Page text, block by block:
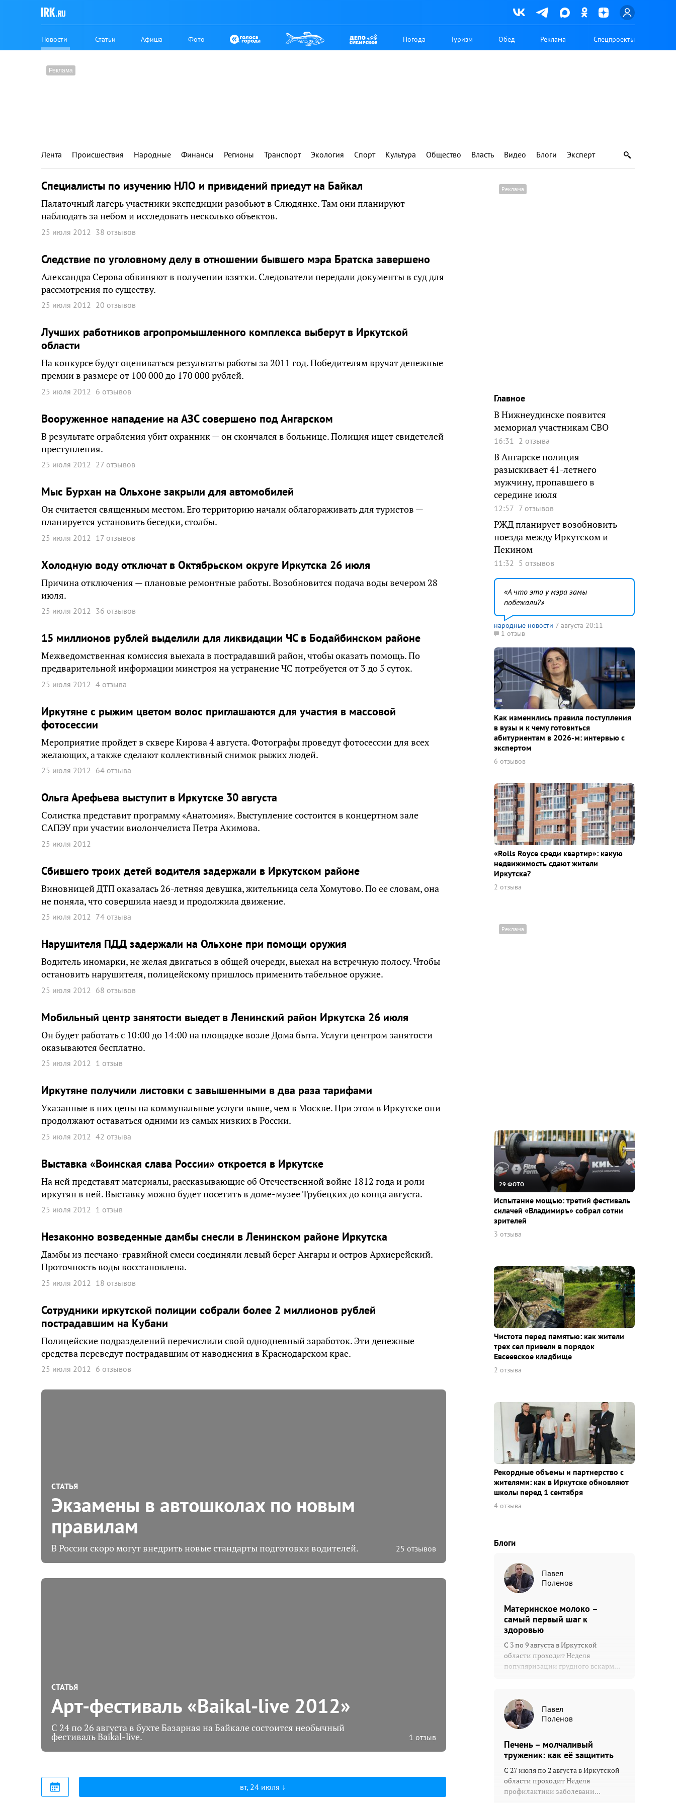
Новости Статьи Афиша Фото Погода Туризм Обед Реклама Спецпроекты
Лента Происшествия Народные Финансы Регионы Транспорт Экология Спорт Культура Общество Власть Видео Блоги Эксперт
Специалисты по изучению НЛО и привидений приедут на Байкал
Палаточный лагерь участники экспедиции разобьют в Слюдянке. Там они планируют
наблюдать за небом и исследовать несколько объектов.
25 июля 2012 38 отзывов
Следствие по уголовному делу в отношении бывшего мэра Братска завершено
Александра Серова обвиняют в получении взятки. Следователи передали документы в суд для
рассмотрения по существу.
25 июля 2012 20 отзывов
Лучших работников агропромышленного комплекса выберут в Иркутской
области
На конкурсе будут оцениваться результаты работы за 2011 год. Победителям вручат денежные
премии в размере от 100 000 до 170 000 рублей.
25 июля 2012 6 отзывов
Вооруженное нападение на АЗС совершено под Ангарском
В результате ограбления убит охранник — он скончался в больнице. Полиция ищет свидетелей
преступления.
25 июля 2012 27 отзывов
Мыс Бурхан на Ольхоне закрыли для автомобилей
Он считается священным местом. Его территорию начали облагораживать для туристов —
планируется установить беседки, столбы.
25 июля 2012 17 отзывов
Холодную воду отключат в Октябрьском округе Иркутска 26 июля
Причина отключения — плановые ремонтные работы. Возобновится подача воды вечером 28
июля.
25 июля 2012 36 отзывов
15 миллионов рублей выделили для ликвидации ЧС в Бодайбинском районе
Межведомственная комиссия выехала в пострадавший район, чтобы оказать помощь. По
предварительной информации минстроя на устранение ЧС потребуется от 3 до 5 суток.
25 июля 2012 4 отзыва
Иркутяне с рыжим цветом волос приглашаются для участия в массовой
фотосессии
Мероприятие пройдет в сквере Кирова 4 августа. Фотографы проведут фотосессии для всех
желающих, а также сделают коллективный снимок рыжих людей.
25 июля 2012 64 отзыва
Ольга Арефьева выступит в Иркутске 30 августа
Солистка представит программу «Анатомия». Выступление состоится в концертном зале
САПЭУ при участии виолончелиста Петра Акимова.
25 июля 2012
Сбившего троих детей водителя задержали в Иркутском районе
Виновницей ДТП оказалась 26-летняя девушка, жительница села Хомутово. По ее словам, она
не поняла, что совершила наезд и продолжила движение.
25 июля 2012 74 отзыва
Нарушителя ПДД задержали на Ольхоне при помощи оружия
Водитель иномарки, не желая двигаться в общей очереди, выехал на встречную полосу. Чтобы
остановить нарушителя, полицейскому пришлось применить табельное оружие.
25 июля 2012 68 отзывов
Мобильный центр занятости выедет в Ленинский район Иркутска 26 июля
Он будет работать с 10:00 до 14:00 на площадке возле Дома быта. Услуги центром занятости
оказываются бесплатно.
25 июля 2012 1 отзыв
Иркутяне получили листовки с завышенными в два раза тарифами
Указанные в них цены на коммунальные услуги выше, чем в Москве. При этом в Иркутске они
продолжают оставаться одними из самых низких в России.
25 июля 2012 42 отзыва
Выставка «Воинская слава России» откроется в Иркутске
На ней представят материалы, рассказывающие об Отечественной войне 1812 года и роли
иркутян в ней. Выставку можно будет посетить в доме-музее Трубецких до конца августа.
25 июля 2012 1 отзыв
Незаконно возведенные дамбы снесли в Ленинском районе Иркутска
Дамбы из песчано-гравийной смеси соединяли левый берег Ангары и остров Архиерейский.
Проточность воды восстановлена.
25 июля 2012 18 отзывов
Сотрудники иркутской полиции собрали более 2 миллионов рублей
пострадавшим на Кубани
Полицейские подразделений перечислили свой однодневный заработок. Эти денежные
средства переведут пострадавшим от наводнения в Краснодарском крае.
25 июля 2012 6 отзывов
СТАТЬЯ
Экзамены в автошколах по новым
правилам
В России скоро могут внедрить новые стандарты подготовки водителей. 25 отзывов
СТАТЬЯ
Арт-фестиваль «Baikal-live 2012»
С 24 по 26 августа в бухте Базарная на Байкале состоится необычный
фестиваль Baikal-live. 1 отзыв
вт, 24 июля
Главное
В Нижнеудинске появится
мемориал участникам СВО
16:31 2 отзыва
В Ангарске полиция
разыскивает 41-летнего
мужчину, пропавшего в
середине июля
12:57 7 отзывов
РЖД планирует возобновить
поезда между Иркутском и
Пекином
11:32 5 отзывов
А что это у мэра замы
побежали?
народные новости 7 августа 20:11
1 отзыв
Как изменились правила поступления
в вузы и к чему готовиться
абитуриентам в 2026-м: интервью с
экспертом
6 отзывов
«Rolls Royce среди квaртир»: какую
недвижимость сдают жители
Иркутска?
2 отзыва
29 ФОТО
Испытание мощью: третий фестиваль
силачей «Владимиръ» собрал сотни
зрителей
3 отзыва
Чистота перед памятью: как жители
трех сел привели в порядок
Евсеевское кладбище
2 отзыва
Рекордные объемы и партнерство с
жителями: как в Иркутске обновляют
школы перед 1 сентября
4 отзыва
Блоги
Павел
Поленов
Материнское молоко –
самый первый шаг к
здоровью
С 3 по 9 августа в Иркутской
области проходит Неделя
популяризации грудного вскарм...
Павел
Поленов
Печень – молчаливый
труженик: как её защитить
С 27 июля по 2 августа в Иркутской
области проходит Неделя
профилактики заболевани...